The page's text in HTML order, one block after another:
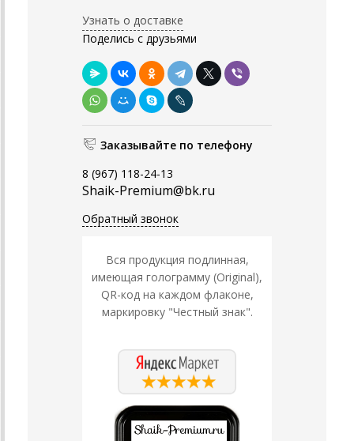
Узнать о доставке
Поделись с друзьями
Заказывайте по телефону
8 (967) 118-24-13
Shaik-Premium@bk.ru
Обратный звонок
Вся продукция подлинная,
имеющая голограмму (Original),
QR-код на каждом флаконе,
маркировку "Честный знак".